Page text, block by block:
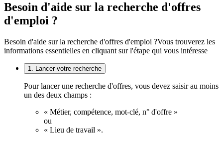
Besoin d'aide sur la recherche d'offres
d'emploi ?
Besoin d'aide sur la recherche d'offres d'emploi ?Vous trouverez les
informations essentielles en cliquant sur l'étape qui vous intéresse
1. Lancer votre recherche
Pour lancer une recherche d'offres, vous devez saisir au moins
un des deux champs :
« Métier, compétence, mot-clé, n° d'offre »
ou
« Lieu de travail ».